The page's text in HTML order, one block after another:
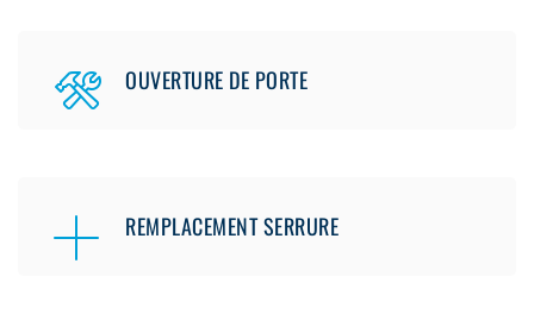
OUVERTURE DE PORTE
REMPLACEMENT SERRURE